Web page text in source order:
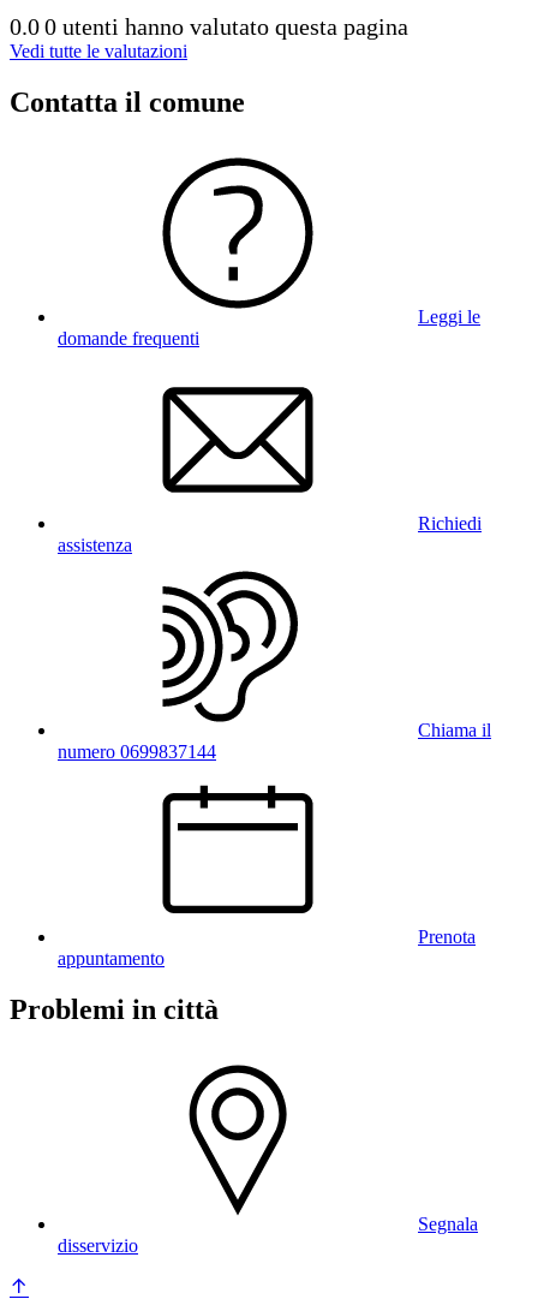
0.00 utenti hanno valutato questa pagina
Vedi tutte le valutazioni
Contatta il comune
Leggi le
domande frequenti
Richiedi
assistenza
Chiama il
numero 0699837144
Prenota
appuntamento
Problemi in città
Segnala
disservizio